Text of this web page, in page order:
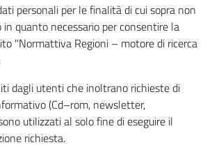
personali per le finalità di cui sopra non
in quanto necessario per consentire la
"Normattiva Regioni – motore di ricerca
dagli utenti che inoltrano richieste di
(Cd–rom, newsletter,
utilizzati al solo fine di eseguire il
richiesta.